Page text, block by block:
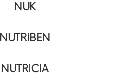
NUK
NUTRIBEN
NUTRICIA